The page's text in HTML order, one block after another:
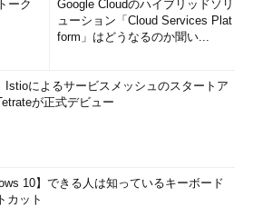
ーク
Google Cloudのハイブリッドソリ
ューション「Cloud Services Plat
form」はどうなるのか聞い...
Istioによるサービスメッシュのスタートア
が正式デビュー
10】できる人は知っているキーボード
カット